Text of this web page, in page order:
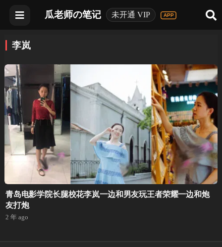
瓜老师の笔记 未开通 VIP
李岚
青岛电影学院长腿校花李岚一边和男友玩王者荣耀一边和炮
友打炮
2 年 ago